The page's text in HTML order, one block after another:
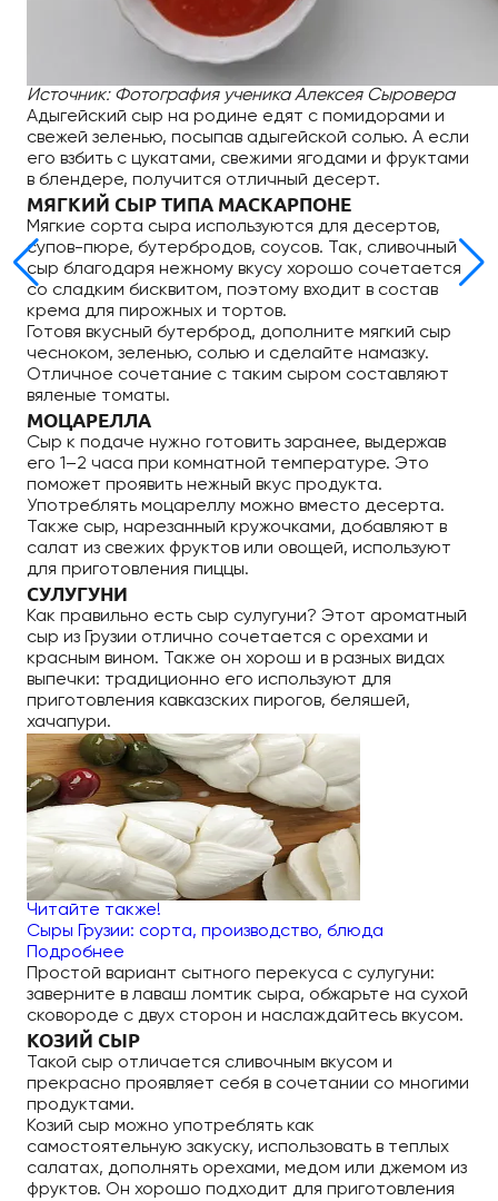
Источник: Фотография ученика Алексея Сыровера
Адыгейский сыр на родине едят с помидорами и
свежей зеленью, посыпав адыгейской солью. А если
его взбить с цукатами, свежими ягодами и фруктами
в блендере, получится отличный десерт.
МЯГКИЙ СЫР ТИПА МАСКАРПОНЕ
Мягкие сорта сыра используются для десертов,
супов-пюре, бутербродов, соусов. Так, сливочный
сыр благодаря нежному вкусу хорошо сочетается
со сладким бисквитом, поэтому входит в состав
крема для пирожных и тортов.
Готовя вкусный бутерброд, дополните мягкий сыр
чесноком, зеленью, солью и сделайте намазку.
Отличное сочетание с таким сыром составляют
вяленые томаты.
МОЦАРЕЛЛА
Сыр к подаче нужно готовить заранее, выдержав
его 1–2 часа при комнатной температуре. Это
поможет проявить нежный вкус продукта.
Употреблять моцареллу можно вместо десерта.
Также сыр, нарезанный кружочками, добавляют в
салат из свежих фруктов или овощей, используют
для приготовления пиццы.
СУЛУГУНИ
Как правильно есть сыр сулугуни? Этот ароматный
сыр из Грузии отлично сочетается с орехами и
красным вином. Также он хорош и в разных видах
выпечки: традиционно его используют для
приготовления кавказских пирогов, беляшей,
хачапури.
Читайте также!
Сыры Грузии: сорта, производство, блюда
Подробнее
Простой вариант сытного перекуса с сулугуни:
заверните в лаваш ломтик сыра, обжарьте на сухой
сковороде с двух сторон и наслаждайтесь вкусом.
КОЗИЙ СЫР
Такой сыр отличается сливочным вкусом и
прекрасно проявляет себя в сочетании со многими
продуктами.
Козий сыр можно употреблять как
самостоятельную закуску, использовать в теплых
салатах, дополнять орехами, медом или джемом из
фруктов. Он хорошо подходит для приготовления